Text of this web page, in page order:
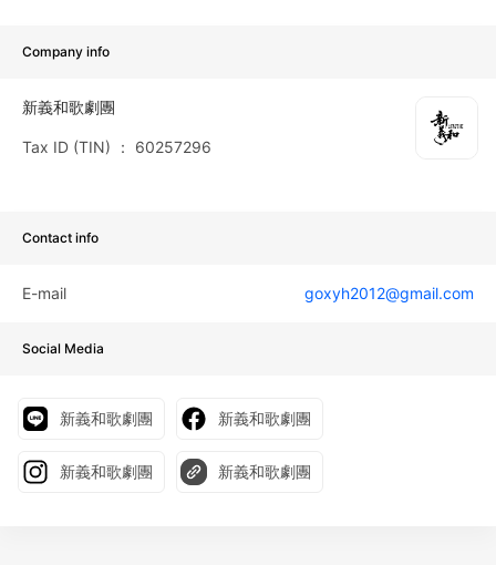
Company info
新義和歌劇團
Tax ID (TIN) ： 60257296
Contact info
E-mail goxyh2012@gmail.com
Social Media
新義和歌劇團 新義和歌劇團
新義和歌劇團 新義和歌劇團